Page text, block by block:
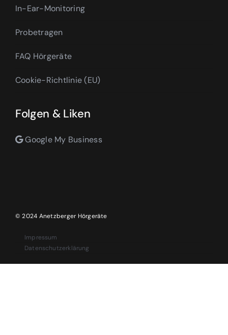
In-Ear-Monitoring
Probetragen
FAQ Hörgeräte
Cookie-Richtlinie (EU)
Folgen & Liken
Google My Business
© 2024 Anetzberger Hörgeräte
Impressum
Datenschutzerklärung